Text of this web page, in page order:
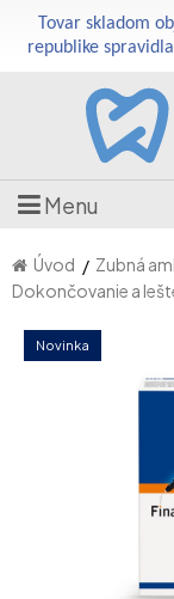
Tovar skladom
republike
Menu
Úvod Zubná
Dokončovanie a
Novinka